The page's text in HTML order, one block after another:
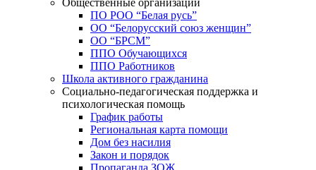
Общественные организации
ПО РОО “Белая русь”
ОО “Белорусский союз женщин”
ОО “БРСМ”
ППО Обучающихся
ППО Работников
Школа активного гражданина
Социально-педагогическая поддержка и
психологическая помощь
График работы
Региональная карта помощи
Дом без насилия
Закон и порядок
Пропаганда ЗОЖ